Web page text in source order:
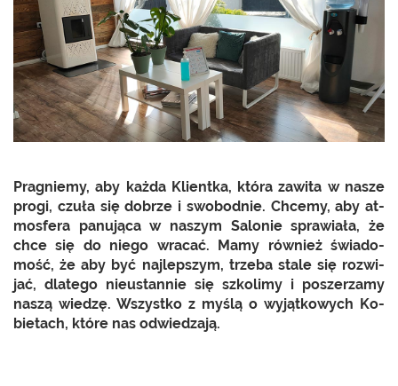
Pra­gnie­my, aby każda Klient­ka, która za­wi­ta w nasze
progi, czuła się do­brze i swo­bod­nie. Chce­my, aby at­
mos­fe­ra pa­nu­ją­ca w na­szym Sa­lo­nie spra­wia­ła, że
chce się do niego wra­cać. Mamy rów­nież świa­do­
mość, że aby być naj­lep­szym, trze­ba stale się roz­wi­
jać, dla­te­go nie­ustan­nie się szko­li­my i po­sze­rza­my
naszą wie­dzę. Wszyst­ko z myślą o wy­jąt­ko­wych Ko­
bie­tach, które nas od­wie­dza­ją.